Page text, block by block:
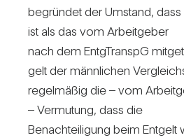
begründet der Umstand, dass
ist als das vom Arbeit­geber
nach dem Entg­TranspG
gelt der männ­li­chen
regel­mäßig die – vom
– Ver­mu­tung, dass die
Benach­tei­li­gung beim Ent­gelt